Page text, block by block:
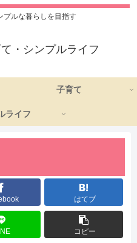
プルな暮らしを目指す
・シンプルライフ
子育て
ライフ
はてブ
コピー